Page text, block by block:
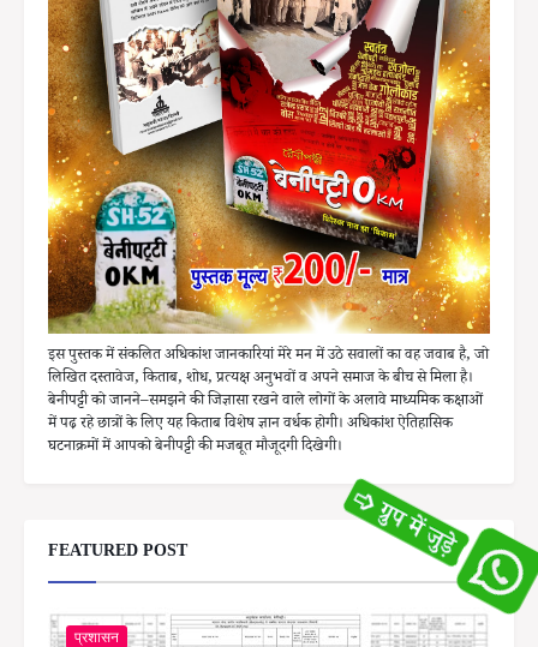
इस पुस्तक में संकलित अधिकांश जानकारियां मेरे मन में उठे सवालों का वह जवाब है, जो
लिखित दस्तावेज, किताब, शोध, प्रत्यक्ष अनुभवों व अपने समाज के बीच से मिला है।
बेनीपट्टी को जानने–समझने की जिज्ञासा रखने वाले लोगों के अलावे माध्यमिक कक्षाओं
में पढ़ रहे छात्रों के लिए यह किताब विशेष ज्ञान वर्धक होगी। अधिकांश ऐतिहासिक
घटनाक्रमों में आपको बेनीपट्टी की मजबूत मौजूदगी दिखेगी।
FEATURED POST
प्रशासन